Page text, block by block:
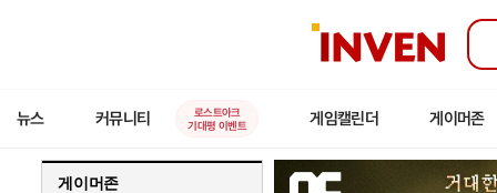
인
뉴스 커뮤니티
로스트아크
기대평 이벤트
게임캘린더 게이머존
게이머존